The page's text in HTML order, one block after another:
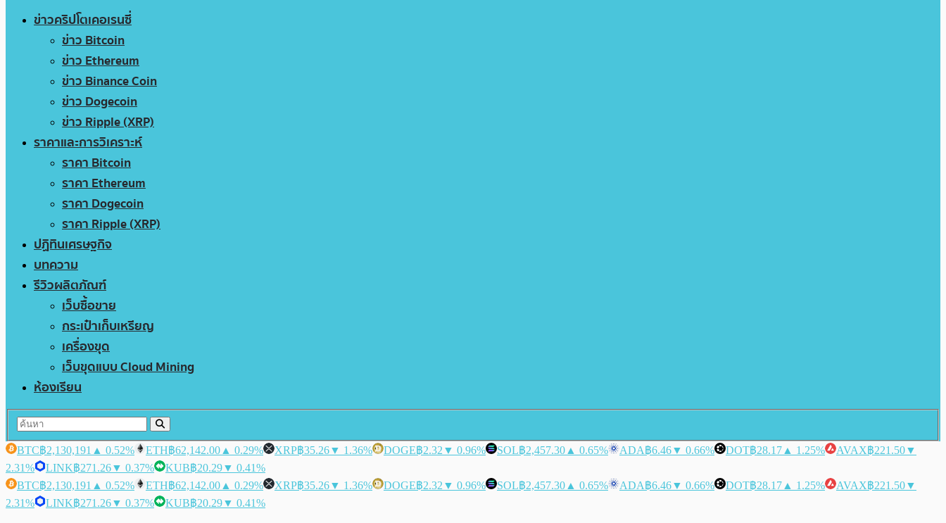
ข่าวคริปโตเคอเรนซี่
ข่าว Bitcoin
ข่าว Ethereum
ข่าว Binance Coin
ข่าว Dogecoin
ข่าว Ripple (XRP)
ราคาและการวิเคราะห์
ราคา Bitcoin
ราคา Ethereum
ราคา Dogecoin
ราคา Ripple (XRP)
ปฏิทินเศรษฐกิจ
บทความ
รีวิวผลิตภัณฑ์
เว็บซื้อขาย
กระเป๋าเก็บเหรียญ
เครื่องขุด
เว็บขุดแบบ Cloud Mining
ห้องเรียน
BTC฿2,130,191 ▲ 0.52% ETH฿62,142.00 ▲ 0.29% XRP฿35.26▼ 1.36% DOGE฿2.32 ▼ 0.96% SOL฿2,457.30 ▲ 0.65% ADA฿6.46▼ 0.66% DOT฿28.17 ▲ 1.25% AVAX฿221.50▼
2.31%
LINK฿271.26▼ 0.37% KUB฿20.29▼ 0.41%
BTC฿2,130,191 ▲ 0.52% ETH฿62,142.00 ▲ 0.29% XRP฿35.26▼ 1.36% DOGE฿2.32 ▼ 0.96% SOL฿2,457.30 ▲ 0.65% ADA฿6.46▼ 0.66% DOT฿28.17 ▲ 1.25% AVAX฿221.50▼
2.31%
LINK฿271.26▼ 0.37% KUB฿20.29▼ 0.41%